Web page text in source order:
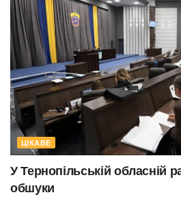
ЦІКАВЕ
У Тернопільській обласній
обшуки